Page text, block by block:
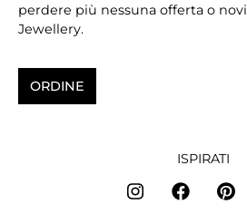
perdere più nessuna offerta o
Jewellery.
ORDINE
ISPIRATI